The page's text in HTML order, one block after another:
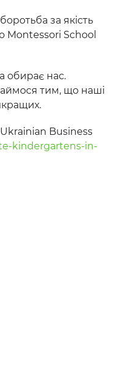
за якість
Montessori School
обирає нас.
тим, що наші
Ukrainian Business
kindergartens-in-